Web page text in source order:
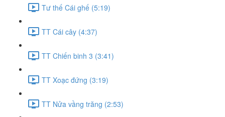
Tư thế Cái ghế (5:19)
TT Cái cây (4:37)
TT Chiến binh 3 (3:41)
TT Xoạc đứng (3:19)
TT Nửa vầng trăng (2:53)